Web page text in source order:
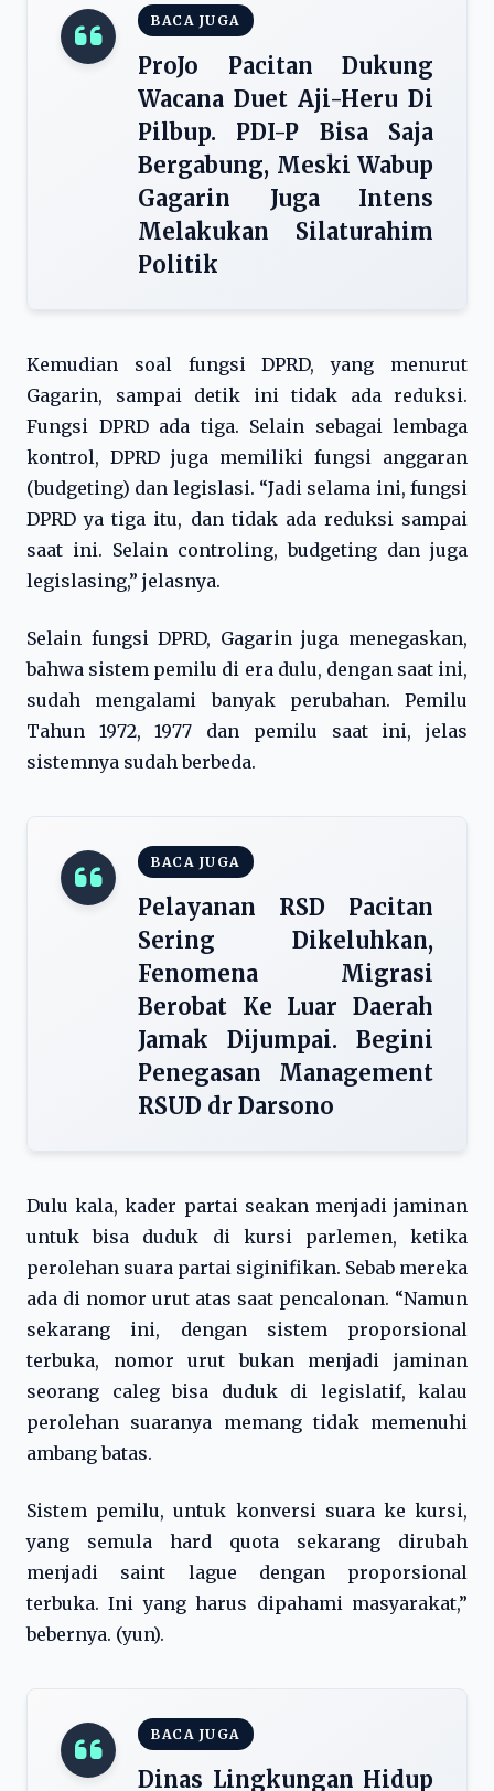
BACA JUGA
ProJo Pacitan Dukung
Wacana Duet Aji-Heru Di
Pilbup. PDI-P Bisa Saja
Bergabung, Meski Wabup
Gagarin Juga Intens
Melakukan Silaturahim
Politik
Kemudian soal fungsi DPRD, yang menurut
Gagarin, sampai detik ini tidak ada reduksi.
Fungsi DPRD ada tiga. Selain sebagai lembaga
kontrol, DPRD juga memiliki fungsi anggaran
(budgeting) dan legislasi. “Jadi selama ini, fungsi
DPRD ya tiga itu, dan tidak ada reduksi sampai
saat ini. Selain controling, budgeting dan juga
legislasing,” jelasnya.
Selain fungsi DPRD, Gagarin juga menegaskan,
bahwa sistem pemilu di era dulu, dengan saat ini,
sudah mengalami banyak perubahan. Pemilu
Tahun 1972, 1977 dan pemilu saat ini, jelas
sistemnya sudah berbeda.
BACA JUGA
Pelayanan RSD Pacitan
Sering Dikeluhkan,
Fenomena Migrasi
Berobat Ke Luar Daerah
Jamak Dijumpai. Begini
Penegasan Management
RSUD dr Darsono
Dulu kala, kader partai seakan menjadi jaminan
untuk bisa duduk di kursi parlemen, ketika
perolehan suara partai siginifikan. Sebab mereka
ada di nomor urut atas saat pencalonan. “Namun
sekarang ini, dengan sistem proporsional
terbuka, nomor urut bukan menjadi jaminan
seorang caleg bisa duduk di legislatif, kalau
perolehan suaranya memang tidak memenuhi
ambang batas.
Sistem pemilu, untuk konversi suara ke kursi,
yang semula hard quota sekarang dirubah
menjadi saint lague dengan proporsional
terbuka. Ini yang harus dipahami masyarakat,”
bebernya. (yun).
BACA JUGA
Dinas Lingkungan Hidup